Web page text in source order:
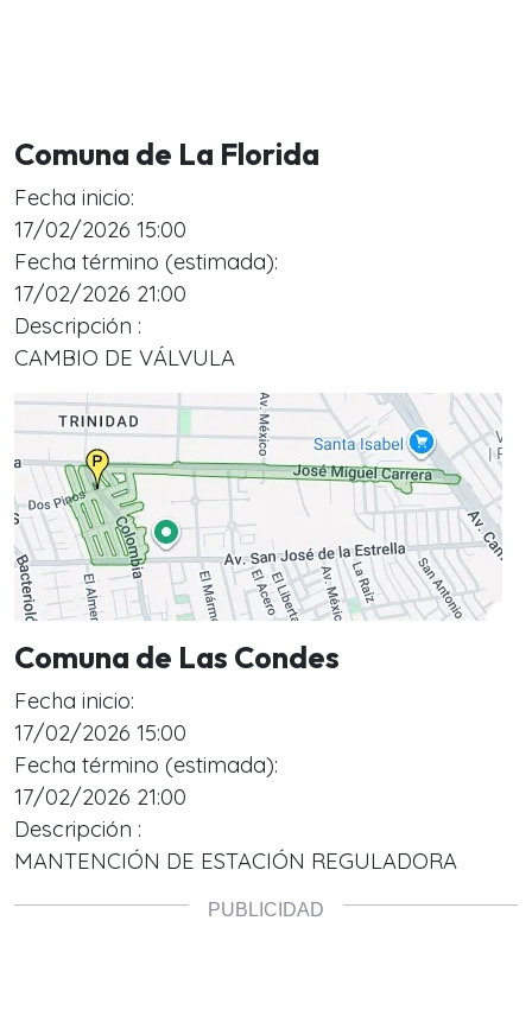
Comuna de La Florida
Fecha inicio:
17/02/2026 15:00
Fecha término (estimada):
17/02/2026 21:00
Descripción :
CAMBIO DE VÁLVULA
Comuna de Las Condes
Fecha inicio:
17/02/2026 15:00
Fecha término (estimada):
17/02/2026 21:00
Descripción :
MANTENCIÓN DE ESTACIÓN REGULADORA